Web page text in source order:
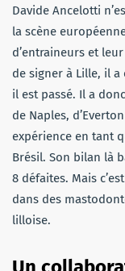
Davide Ancelotti
la scène
d’entraineurs et
de signer à Lille, il
il est passé. Il a
de Naples,
expérience en tant
Brésil. Son bilan là
8 défaites. Mais
dans des
lilloise.